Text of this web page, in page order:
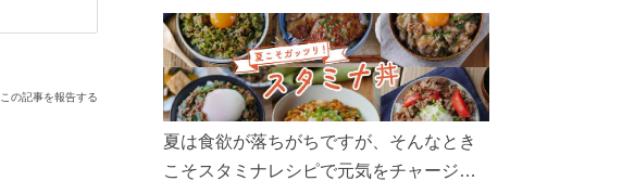
この記事を報告する
ん、製造現場や品質へのこだわりまで。
こめ油をもっと好きになるコンテンツを
ぜひお楽しみください。
夏は食欲が落ちがちですが、そんなとき
こそスタミナレシピで元気をチャージ！